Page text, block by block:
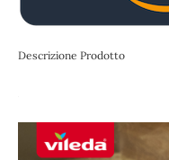
Descrizione Prodotto